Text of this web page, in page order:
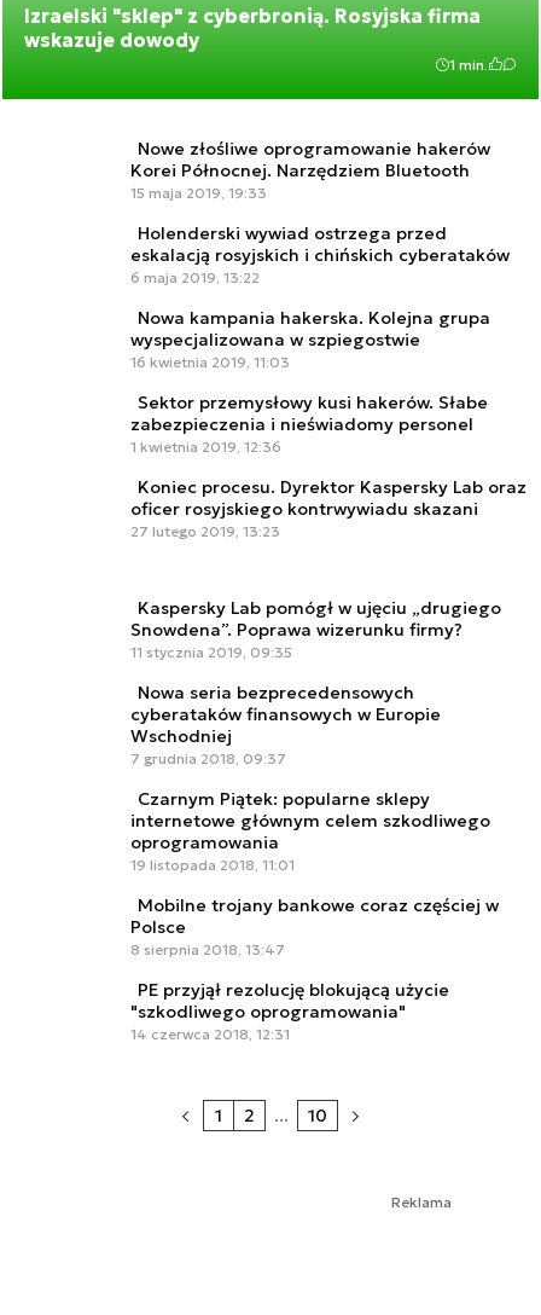
Izraelski "sklep" z cyberbronią. Rosyjska firma
wskazuje dowody
1 min.
Nowe złośliwe oprogramowanie hakerów
Korei Północnej. Narzędziem Bluetooth
15 maja 2019, 19:33
Holenderski wywiad ostrzega przed
eskalacją rosyjskich i chińskich cyberataków
6 maja 2019, 13:22
Nowa kampania hakerska. Kolejna grupa
wyspecjalizowana w szpiegostwie
16 kwietnia 2019, 11:03
Sektor przemysłowy kusi hakerów. Słabe
zabezpieczenia i nieświadomy personel
1 kwietnia 2019, 12:36
Koniec procesu. Dyrektor Kaspersky Lab oraz
oficer rosyjskiego kontrwywiadu skazani
27 lutego 2019, 13:23
Kaspersky Lab pomógł w ujęciu „drugiego
Snowdena”. Poprawa wizerunku firmy?
11 stycznia 2019, 09:35
Nowa seria bezprecedensowych
cyberataków finansowych w Europie
Wschodniej
7 grudnia 2018, 09:37
Czarnym Piątek: popularne sklepy
internetowe głównym celem szkodliwego
oprogramowania
19 listopada 2018, 11:01
Mobilne trojany bankowe coraz częściej w
Polsce
8 sierpnia 2018, 13:47
PE przyjął rezolucję blokującą użycie
"szkodliwego oprogramowania"
14 czerwca 2018, 12:31
1 2 ... 10
Reklama